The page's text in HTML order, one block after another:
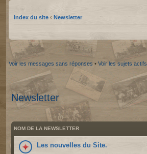
Index du site ‹ Newsletter
Voir les messages sans réponses • Voir les sujets actifs
Newsletter
NOM DE LA NEWSLETTER
Les nouvelles du Site.